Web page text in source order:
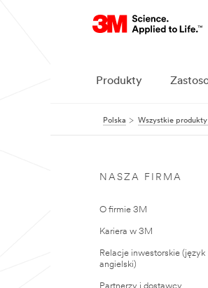
Produkty
Polska Wszystkie
NASZA FIRMA
O firmie 3M
Kariera w 3M
Relacje inwestorskie (język
angielski)